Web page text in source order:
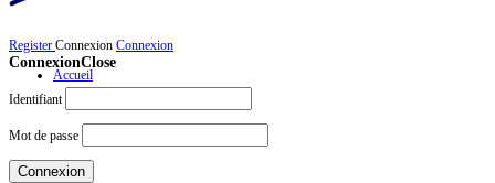
Register Connexion Connexion
Accueil
ConnexionClose
Identifiant
Mot de passe